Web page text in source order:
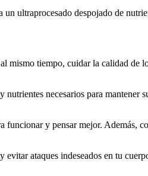
un ultraprocesado despojado de
tiempo, cuidar la calidad de
necesarios para mantener
y pensar mejor. Además,
ataques indeseados en tu